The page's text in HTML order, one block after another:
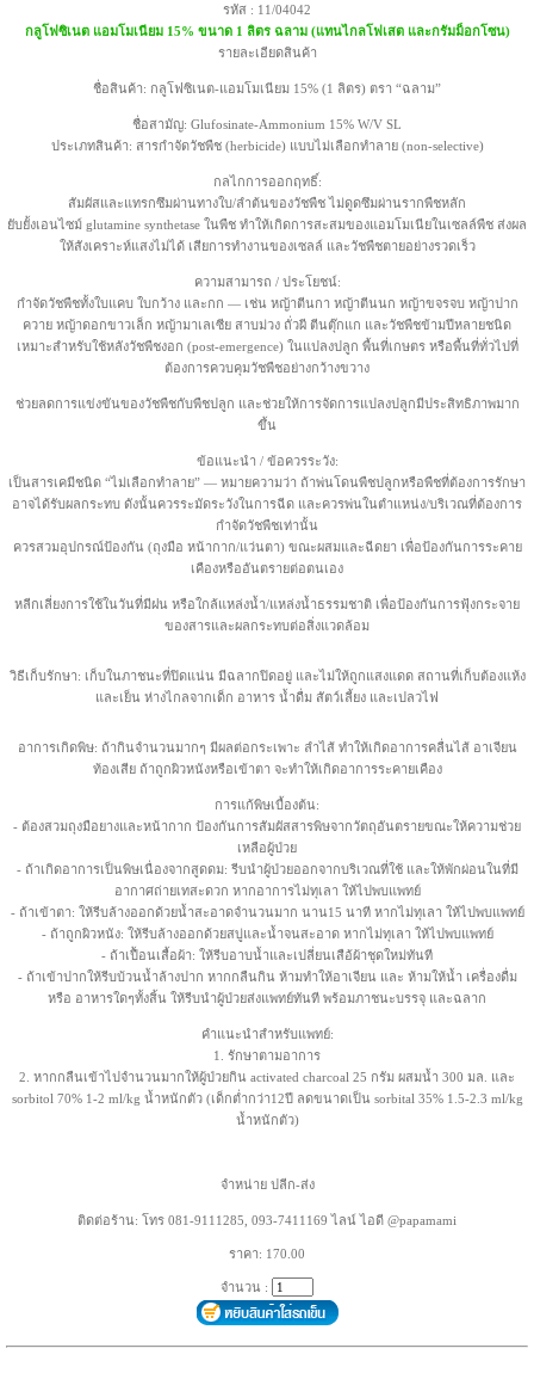
รหัส : 11/04042
กลูโฟซิเนต แอมโมเนียม 15% ขนาด 1 ลิตร ฉลาม (แทนไกลโฟเสต และกรัมม็อกโซน)
รายละเอียดสินค้า
ชื่อสินค้า: กลูโฟซิเนต-แอมโมเนียม 15% (1 ลิตร) ตรา “ฉลาม”
ชื่อสามัญ: Glufosinate-Ammonium 15% W/V SL
ประเภทสินค้า: สารกำจัดวัชพืช (herbicide) แบบไม่เลือกทำลาย (non-selective)
กลไกการออกฤทธิ์:
สัมผัสและแทรกซึมผ่านทางใบ/ลำต้นของวัชพืช ไม่ดูดซึมผ่านรากพืชหลัก
ยับยั้งเอนไซม์ glutamine synthetase ในพืช ทำให้เกิดการสะสมของแอมโมเนียในเซลล์พืช ส่งผล
ให้สังเคราะห์แสงไม่ได้ เสียการทำงานของเซลล์ และวัชพืชตายอย่างรวดเร็ว
ความสามารถ / ประโยชน์:
กำจัดวัชพืชทั้งใบแคบ ใบกว้าง และกก — เช่น หญ้าตีนกา หญ้าตีนนก หญ้าขจรจบ หญ้าปาก
ควาย หญ้าดอกขาวเล็ก หญ้ามาเลเซีย สาบม่วง ถั่วผี ตีนตุ๊กแก และวัชพืชข้ามปีหลายชนิด
เหมาะสำหรับใช้หลังวัชพืชงอก (post-emergence) ในแปลงปลูก พื้นที่เกษตร หรือพื้นที่ทั่วไปที่
ต้องการควบคุมวัชพืชอย่างกว้างขวาง
ช่วยลดการแข่งขันของวัชพืชกับพืชปลูก และช่วยให้การจัดการแปลงปลูกมีประสิทธิภาพมาก
ขึ้น
ข้อแนะนำ / ข้อควรระวัง:
เป็นสารเคมีชนิด “ไม่เลือกทำลาย” — หมายความว่า ถ้าพ่นโดนพืชปลูกหรือพืชที่ต้องการรักษา
อาจได้รับผลกระทบ ดังนั้นควรระมัดระวังในการฉีด และควรพ่นในตำแหน่ง/บริเวณที่ต้องการ
กำจัดวัชพืชเท่านั้น
ควรสวมอุปกรณ์ป้องกัน (ถุงมือ หน้ากาก/แว่นตา) ขณะผสมและฉีดยา เพื่อป้องกันการระคาย
เคืองหรืออันตรายต่อตนเอง
หลีกเลี่ยงการใช้ในวันที่มีฝน หรือใกล้แหล่งน้ำ/แหล่งน้ำธรรมชาติ เพื่อป้องกันการฟุ้งกระจาย
ของสารและผลกระทบต่อสิ่งแวดล้อม
วิธีเก็บรักษา: เก็บในภาชนะที่ปิดแน่น มีฉลากปิดอยู่ และไม่ให้ถูกแสงแดด สถานที่เก็บต้องแห้ง
และเย็น ห่างไกลจากเด็ก อาหาร น้ำดื่ม สัตว์เลี้ยง และเปลวไฟ
อาการเกิดพิษ: ถ้ากินจำนวนมากๆ มีผลต่อกระเพาะ ลำไส้ ทำให้เกิดอาการคลื่นไส้ อาเจียน
ท้องเสีย ถ้าถูกผิวหนังหรือเข้าตา จะทำให้เกิดอาการระคายเคือง
การแก้พิษเบื้องต้น:
- ต้องสวมถุงมือยางและหน้ากาก ป้องกันการสัมผัสสารพิษจากวัตถุอันตรายขณะให้ความช่วย
เหลือผู้ป่วย
- ถ้าเกิดอาการเป็นพิษเนื่องจากสูดดม: รีบนำผู้ป่วยออกจากบริเวณที่ใช้ และให้พักผ่อนในที่มี
อากาศถ่ายเทสะดวก หากอาการไม่ทุเลา ให้ไปพบแพทย์
- ถ้าเข้าตา: ให้รีบล้างออกด้วยน้ำสะอาดจำนวนมาก นาน15 นาที หากไม่ทุเลา ให้ไปพบแพทย์
- ถ้าถูกผิวหนัง: ให้รีบล้างออกด้วยสบู่และน้ำจนสะอาด หากไม่ทุเลา ให้ไปพบแพทย์
- ถ้าเปื้อนเสื้อผ้า: ให้รีบอาบน้ำและเปลี่ยนเสือ้ผ้าชุดใหม่ทันที
- ถ้าเข้าปากให้รีบบ้วนน้ำล้างปาก หากกลืนกิน ห้ามทำให้อาเจียน และ ห้ามให้น้ำ เครื่องดื่ม
หรือ อาหารใดๆทั้งสิ้น ให้รีบนำผู้ป่วยส่งแพทย์ทันที พร้อมภาชนะบรรจุ และฉลาก
คำแนะนำสำหรับแพทย์:
1. รักษาตามอาการ
2. หากกลืนเข้าไปจำนวนมากให้ผู้ป่วยกิน activated charcoal 25 กรัม ผสมน้ำ 300 มล. และ
sorbitol 70% 1-2 ml/kg น้ำหนักตัว (เด็กต่ำกว่า12ปี ลดขนาดเป็น sorbital 35% 1.5-2.3 ml/kg
น้ำหนักตัว)
จำหน่าย ปลีก-ส่ง
ติดต่อร้าน: โทร 081-9111285, 093-7411169 ไลน์ ไอดี @papamami
ราคา: 170.00
จำนวน :